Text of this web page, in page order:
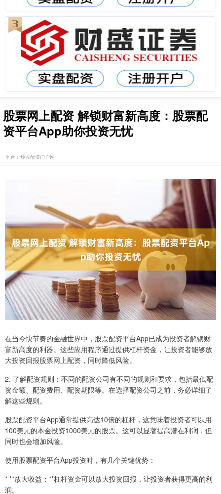
股票网上配资 解锁财富新高度：股票配
资平台App助你投资无忧
平台：炒股配资门户网
在当今快节奏的金融世界中，股票配资平台App已成为投资者解锁财
富新高度的利器。这些应用程序通过提供杠杆资金，让投资者能够放
大投资回报股票网上配资，同时降低风险。
2. 了解配资规则：不同的配资公司有不同的规则和要求，包括最低配
资金额、配资费用、配资期限等。在选择配资公司之前，务必详细了
解这些规则。
股票配资平台App通常提供高达10倍的杠杆，这意味着投资者可以用
100美元的本金投资1000美元的股票。这可以显著提高潜在利润，但
同时也会增加风险。
使用股票配资平台App投资时，有几个关键优势：
* **放大收益：**杠杆资金可以放大投资回报，让投资者获得更高的利
润。